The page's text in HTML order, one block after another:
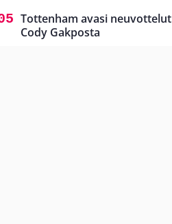
Tottenham avasi neuvottelut
Cody Gakposta